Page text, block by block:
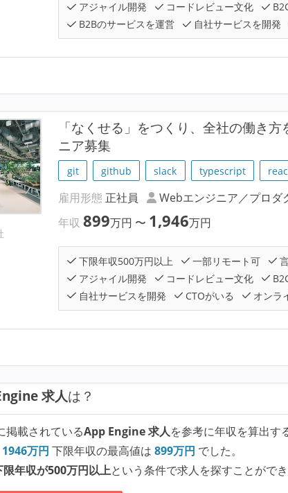
アジャイル開発
コードレビュー文化
B2Bのサービスを運営
自社サービスを開発
「なくせる」をつくり、全社の働き
ニア募集
git github slack typescript
雇用形態 正社員 Webエンジニア／プロダ
年収899万円 〜 1,946万円
下限年収500万円以上 一部リモート可
アジャイル開発
コードレビュー文化
自社サービスを開発
CTOがいる オンラ
求人は？
掲載されているApp Engine 求人を参考に年収を算出す
1946万円 下限年収の最高値は 899万円 でした。
限年収が500万円以上という条件で求人を探すことがで